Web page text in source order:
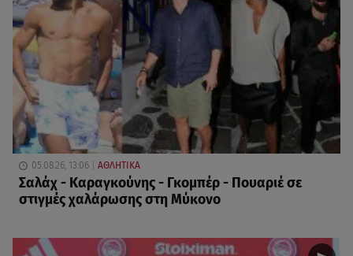
05.08.26, 13:06 ΑΘΛΗΤΙΚΑ
Σαλάχ - Καραγκούνης - Γκομπέρ - Πουαριέ σε
στιγμές χαλάρωσης στη Μύκονο